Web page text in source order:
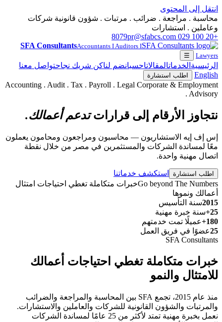
انتقل إلى المحتوى
محاسبة . مراجعة . ضرائب . مرتبات . شؤون قانونية شركات
وعاملين . استشارات
+20 100 029 8079
pr@sfabcs.com
SFA ConsultantsAccountants I Auditors I
Lawyers
☰
الرئيسية الخدماتالمقالاتاحسبانضم لناكن شريك نجاحتواصل معنا
English
اطلب استشارة
Accounting . Audit . Tax . Payroll . Legal Corporate & Employment
. Advisory
نتجاوز الأرقام إلى قراراتتدعم أعمالك.
إس إف إيه الاستشاريون — محاسبون ومراجعون ومحامون يعملون
معًا لمساندة الشركات والمستثمرين في مصر من خلال نقطة
اتصال مهنية واحدة.
اطلب استشارة
استكشف خدماتنا
Go beyond The Numbersخبرات متكاملة تغطي احتياجات امتثال
أعمالك ونموها
2015سنة التأسيس
25+ سنة خبرة مهنية
180+
عميلًا تمت خدمتهم
25عضوًا في فريق العمل
SFA Consultants
خبرات متكاملة تغطي احتياجات أعمالك
للامتثال والنمو
منذ عام 2015، تجمع SFA بين المحاسبة والمراجعة والضرائب
والمرتبات والشؤون القانونية للشركات والعاملين والاستشارات.
نعمل بخبرة مهنية تمتد لأكثر من 25 عامًا لمساندة الشركات